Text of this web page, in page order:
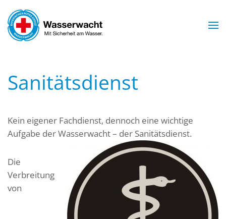
Skip to main content
Sanitätsdienst
Kein eigener Fachdienst, dennoch eine wichtige
Aufgabe der Wasserwacht – der Sanitätsdienst.
Die
Verbreitung
von